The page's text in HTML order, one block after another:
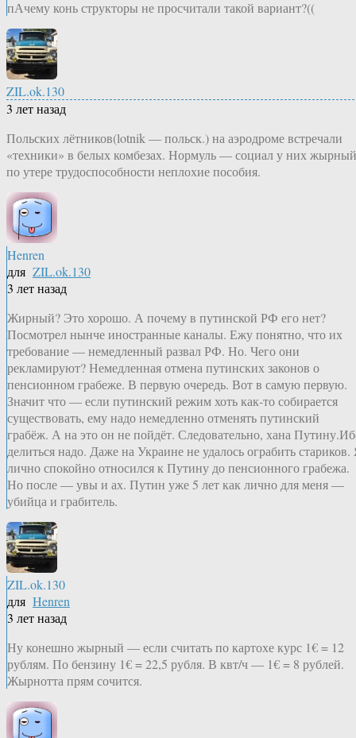
пАчему конь структоры не просчитали такой вариант?((
ZIL.ok.130
3 лет назад
Польских лётников(lotnik — польск.) на аэродроме встречали
«техники» в белых комбезах. Нормуль — социал у них
по утере трудоспособности неплохие пособия.
Henren
для ZIL.ok.130
3 лет назад
Жирный? Это хорошо. А почему в путинской РФ его нет?
Посмотрел нынче иностранные каналы. Ежу понятно, что их
требование — немедленный развал РФ. Но. Чего они
рекламируют? Немедленная отмена путинских законов о
пенсионном грабеже. В первую очередь. Вот в самую первую.
Значит что — если путинский режим хоть как-то собирается
существовать, ему надо немедленно отменять путинский
грабёж. А на это он не пойдёт. Следовательно, хана
делиться надо. Даже на Украине не удалось ограбить стариков.
лично спокойно относился к Путину до пенсионного грабежа.
Но после — увы и ах. Путин уже 5 лет как лично для меня —
убийца и грабитель.
ZIL.ok.130
для Henren
3 лет назад
Ну конешно жырный — если считать по картохе курс 1€ = 12
рублям. По бензину 1€ = 22,5 рубля. В квт/ч — 1€ = 8 рублей.
Жырнотта прям сочится.